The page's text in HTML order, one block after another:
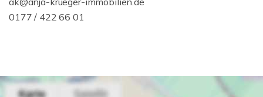
0177 / 422 66 01